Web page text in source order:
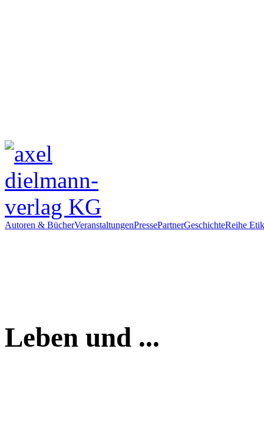
Autoren & BücherVeranstaltungenPressePartnerGeschichteReihe
Leben und ...